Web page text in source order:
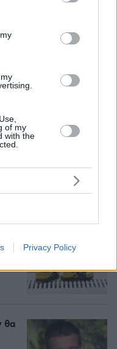
its third-party tags to
in below Google
of my
with the
Privacy Policy
από τη μάχη για
έχει διασυνδέσεις
θα